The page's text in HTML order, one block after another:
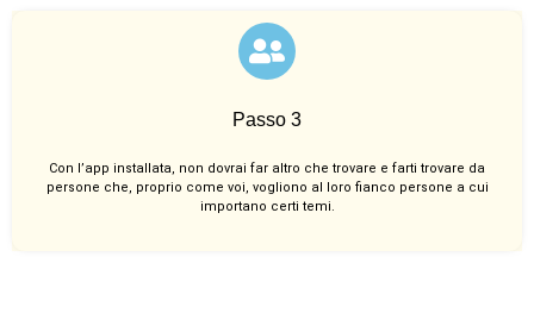
Passo 3
Con l’app installata, non dovrai far altro che trovare e farti trovare da
persone che, proprio come voi, vogliono al loro fianco persone a cui
importano certi temi.